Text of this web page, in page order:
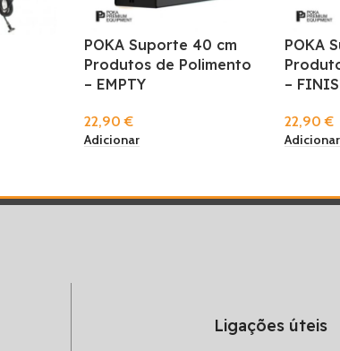
POKA Suporte 40 cm
Produtos de Polimento
– EMPTY
22,90€
Adicionar
POKA
–
22,90€
Adicionar
Ligações úteis